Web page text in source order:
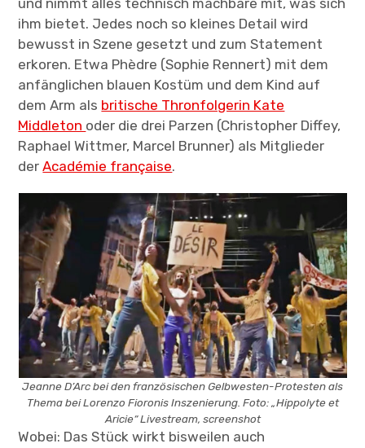
und nimmt alles technisch machbare mit, was sich
ihm bietet. Jedes noch so kleines Detail wird
bewusst in Szene gesetzt und zum Statement
erkoren. Etwa Phèdre (Sophie Rennert) mit dem
anfänglichen blauen Kostüm und dem Kind auf
dem Arm als britische Thronfolgerin Kate
Middleton oder die drei Parzen (Christopher Diffey,
Raphael Wittmer, Marcel Brunner) als Mitglieder
derAcadémie française.
Jeanne D’Arc bei den französischen Gelbwesten-Protesten als
Thema bei Lorenzo Fioronis Inszenierung. Foto: „Hippolyte et
Aricie“ Livestream, screenshot
Wobei: Das Stück wirkt bisweilen auch